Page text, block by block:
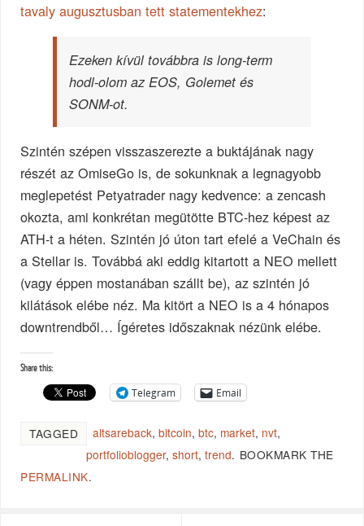
tavaly augusztusban tett statementekhez:
Ezeken kívül továbbra is long-term
hodl-olom az EOS, Golemet és
SONM-ot.
Szintén szépen visszaszerezte a buktájának nagy
részét az OmiseGo is, de sokunknak a legnagyobb
meglepetést Petyatrader nagy kedvence: a zencash
okozta, ami konkrétan megütötte BTC-hez képest az
ATH-t a héten. Szintén jó úton tart efelé a VeChain és
a Stellar is. Továbbá aki eddig kitartott a NEO mellett
(vagy éppen mostanában szállt be), az szintén jó
kilátások elébe néz. Ma kitört a NEO is a 4 hónapos
downtrendből… Ígéretes időszaknak nézünk elébe.
Share this:
Telegram Email
TAGGED altsareback,bitcoin,btc, market, nvt,
portfolioblogger,short,trend. BOOKMARK THE
PERMALINK.